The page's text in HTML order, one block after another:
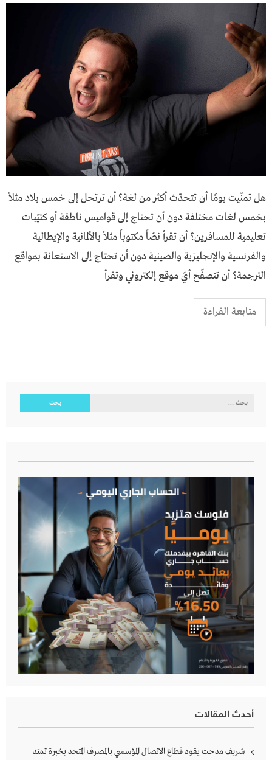
هل تمنّيت يومًا أن تتحدّث أكثر من لغة؟ أن ترتحل إلى خمس بلاد مثلاً
بخمس لغات مختلفة دون أن تحتاج إلى قواميس ناطقة أو كتيّبات
تعليمية للمسافرين؟ أن تقرأ نصّاً مكتوباً مثلاً بالألمانية والإيطالية
والفرنسية والإنجليزية والصينية دون أن تحتاج إلى الاستعانة بمواقع
الترجمة؟ أن تتصفّح أيّ موقع إلكتروني وتقرأ
متابعة القراءة
البحث
أحدث المقالات
شريف مدحت يقود قطاع الاتصال المؤسسي بالمصرف المتحد بخبرة تمتد